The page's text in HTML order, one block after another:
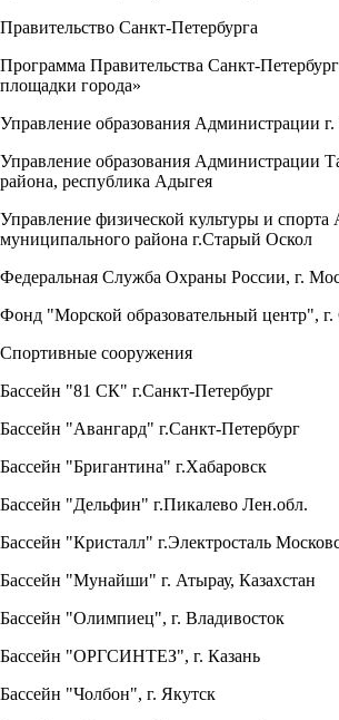
Правительство Санкт-Петербурга
Программа Правительства Санкт-
площадки города»
Управление образования Администрации г.
Управление образования Администрации
района, республика Адыгея
Управление физической культуры и
муниципального района г.Старый Оскол
Федеральная Служба Охраны России, г.
Фонд "Морской образовательный центр", г.
Спортивные сооружения
Бассейн "81 СК" г.Санкт-Петербург
Бассейн "Авангард" г.Санкт-Петербург
Бассейн "Бригантина" г.Хабаровск
Бассейн "Дельфин" г.Пикалево Лен.обл.
Бассейн "Кристалл" г.Электросталь
Бассейн "Мунайши" г. Атырау, Казахстан
Бассейн "Олимпиец", г. Владивосток
Бассейн "ОРГСИНТЕЗ", г. Казань
Бассейн "Чолбон", г. Якутск